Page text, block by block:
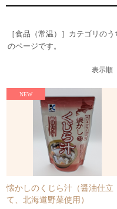
［食品（常温）］カテゴリの
のページです。
表示
懐かしのくじら汁（醤油仕立
て、北海道野菜使用）